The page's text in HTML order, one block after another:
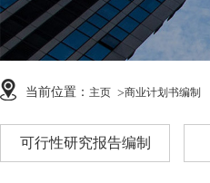
当前位置： 主页 商业计划书编制
可行性研究报告编制